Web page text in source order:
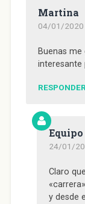
Martina
04/01/2020
Buenas
interesante
RESPONDER
24/01/
Claro
y desde